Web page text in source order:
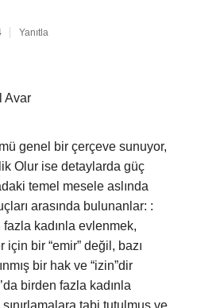
Yanıtla
Avar
genel bir çerçeve sunuyor,
Olur ise detaylarda güç
temel mesele aslında
arasında bulunanlar: :
fazla kadınla evlenmek,
için bir “emir” değil, bazı
bir hak ve “izin”dir
birden fazla kadınla
tabi tutulmuş ve